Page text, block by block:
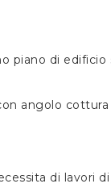
piano di edificio
angolo
di lavori